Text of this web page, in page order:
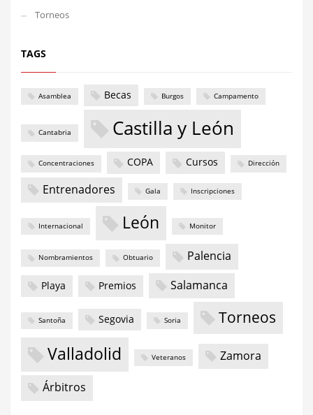
Torneos
TAGS
Asamblea Becas Burgos Campamento
Cantabria Castilla y León
Concentraciones COPA Cursos Dirección
Entrenadores Gala Inscripciones
Internacional León Monitor
Nombramientos Obtuario Palencia
Playa Premios Salamanca
Santoña Segovia Soria Torneos
Valladolid Veteranos Zamora
Árbitros